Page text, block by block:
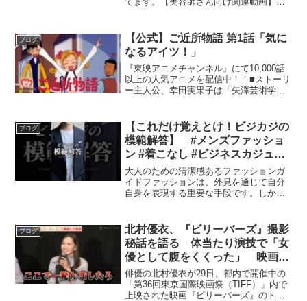
れだけ揃えておけば完璧です。ーーー
【BELO公式ショップ】...
ブログ
【公式】ご近所物語 第1話「気に
なるアイツ！」
『東映アニメチャンネル』にて10,000話
以上の人気アニメを配信中！！■ストーリ
ー主人公、幸田実果子は「矢澤芸術学
ザイナーになって、自分のブランドの店
を持つことです...
ブログ
【これだけ覚えとけ！ビジカジの
模範解答】 #メンズファッショ
ン #着こなし #ビジネスカジュア
ル #セットアップ
大人のための清潔感あるファッションガ
イドファッションは、外見を通じて自分
自身を表現する重要な手段です。しか
大人が覚えておくべきファッションのポ
イントと、色の組み合わせの...
ブログ
北村優衣、『ビリーバーズ』撮影
秘話を語る 体当たり演技で「女
優として腹をくくった」 映画
『ビリーバーズ』Q&A
俳優の北村優衣が29日、都内で開催中の
「第36回東京国際映画祭（TIFF）」内で
上映された映画『ビリーバーズ』のトー